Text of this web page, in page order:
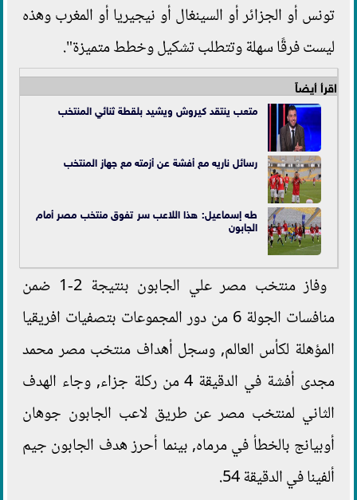
تونس أو الجزائر أو السينغال أو نيجيريا أو المغرب وهذه
ليست فرقًا سهلة وتتطلب تشكيل وخطط متميزة".
اقرأ أيضاً
متعب ينتقد كيروش ويشيد بلقطة ثنائي المنتخب
رسائل ناريه مع أفشة عن أزمته مع جهاز المنتخب
طه إسماعيل: هذا اللاعب سر تفوق منتخب مصر أمام
الجابون
وفاز منتخب مصر علي الجابون بنتيجة 2-1 ضمن
منافسات الجولة 6 من دور المجموعات بتصفيات افريقيا
المؤهلة لكأس العالم, وسجل أهداف منتخب مصر محمد
مجدى أفشة في الدقيقة 4 من ركلة جزاء, وجاء الهدف
الثاني لمنتخب مصر عن طريق لاعب الجابون جوهان
أوبيانج بالخطأ في مرماه, بينما أحرز هدف الجابون جيم
ألفينا في الدقيقة 54.